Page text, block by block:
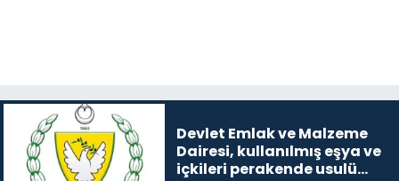
Devlet Emlak ve Malzeme
Dairesi, kullanılmış eşya ve
içkileri perakende usulü